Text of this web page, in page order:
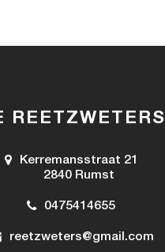
REETZWETERS
Kerremansstraat 21
2840 Rumst
0475414655
reetzweters@gmail.com